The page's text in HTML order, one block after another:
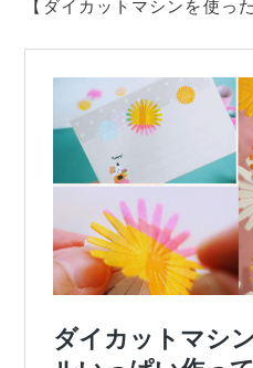
【ダイカットマシンを使っ